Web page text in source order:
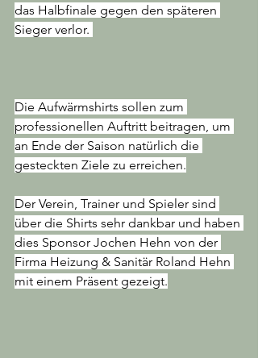
das Halbfinale gegen den späteren
Sieger verlor.
Die Aufwärmshirts sollen zum
professionellen Auftritt beitragen, um
an Ende der Saison natürlich die
gesteckten Ziele zu erreichen.
Der Verein, Trainer und Spieler sind
über die Shirts sehr dankbar und haben
dies Sponsor Jochen Hehn von der
Firma Heizung & Sanitär Roland Hehn
mit einem Präsent gezeigt.